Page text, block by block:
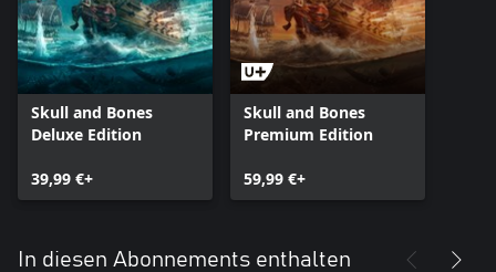
Skull and Bones
Deluxe Edition
39,99 €+
Skull and Bones
Premium Edition
59,99 €+
In diesen Abonnements enthalten